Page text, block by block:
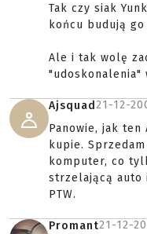
Tak czy siak
końcu budują
Ale i tak wolę
"udoskonalenia"
Ajsquad21-12-
Panowie, jak
kupie.
komputer, co
strzelającą auto
PTW.
Promant21-12-